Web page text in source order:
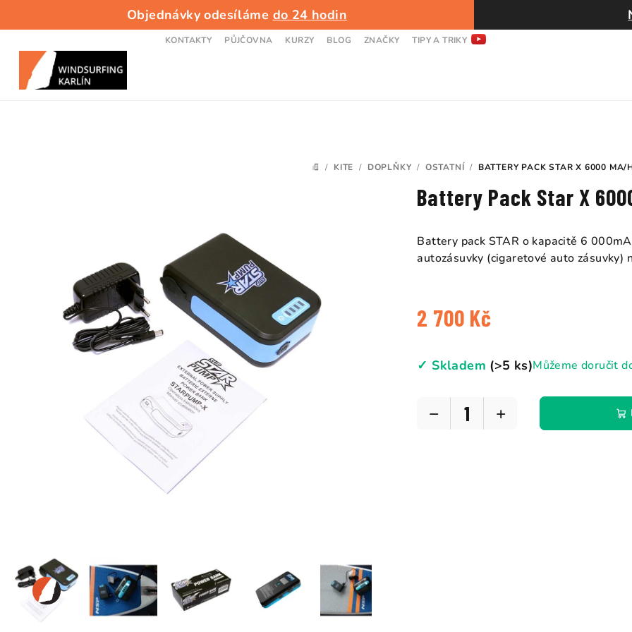
Objednávky odesíláme do 24 hodin
KONTAKTY PŮJČOVNA KURZY BLOG ZNAČKY TIPY A TRIKY
DOMŮ
/ KITE / DOPLŇKY / OSTATNÍ / BATTERY PACK STAR X 6000 MA/
Battery Pack Star X
Battery pack STAR o kapacitě 6
autozásuvky (cigaretové auto zásuvky)
2 700 Kč
cena:
✓ Skladem (>5 ks)Můžeme doručit
+
−